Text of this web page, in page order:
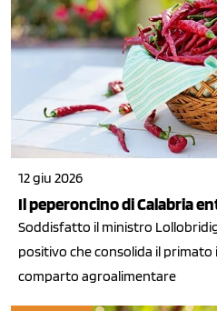
12 giu 2026
Il peperoncino di Calabria
Soddisfatto il ministro
positivo che consolida il primato
comparto agroalimentare